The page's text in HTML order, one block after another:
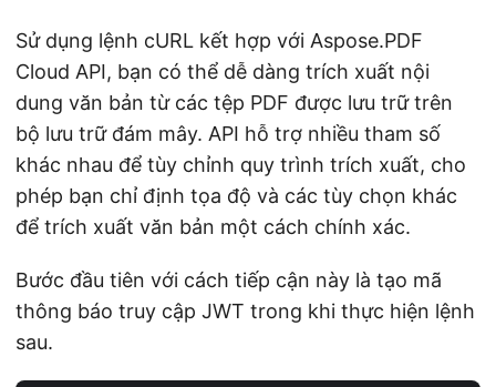
Sử dụng lệnh cURL kết hợp với Aspose.PDF
Cloud API, bạn có thể dễ dàng trích xuất nội
dung văn bản từ các tệp PDF được lưu trữ trên
bộ lưu trữ đám mây. API hỗ trợ nhiều tham số
khác nhau để tùy chỉnh quy trình trích xuất, cho
phép bạn chỉ định tọa độ và các tùy chọn khác
để trích xuất văn bản một cách chính xác.
Bước đầu tiên với cách tiếp cận này là tạo mã
thông báo truy cập JWT trong khi thực hiện lệnh
sau.